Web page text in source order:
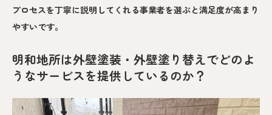
プロセスを丁寧に説明してくれる事業者を選ぶと満足度が高まり
やすいです。
明和地所は外壁塗装・外壁塗り替えでどのよ
うなサービスを提供しているのか？